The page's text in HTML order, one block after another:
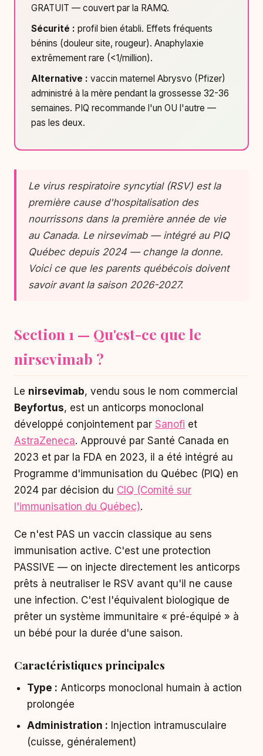
GRATUIT — couvert par la RAMQ.
Sécurité : profil bien établi. Effets fréquents
bénins (douleur site, rougeur). Anaphylaxie
extrêmement rare (<1/million).
Alternative : vaccin maternel Abrysvo (Pfizer)
administré à la mère pendant la grossesse 32-36
semaines. PIQ recommande l'un OU l'autre —
pas les deux.
Le virus respiratoire syncytial (RSV) est la
première cause d'hospitalisation des
nourrissons dans la première année de vie
au Canada. Le nirsevimab — intégré au PIQ
Québec depuis 2024 — change la donne.
Voici ce que les parents québécois doivent
savoir avant la saison 2026-2027.
Section 1 — Qu'est-ce que le
nirsevimab ?
Le nirsevimab, vendu sous le nom commercial
Beyfortus, est un anticorps monoclonal
développé conjointement par Sanofi et
AstraZeneca. Approuvé par Santé Canada en
2023 et par la FDA en 2023, il a été intégré au
Programme d'immunisation du Québec (PIQ) en
2024 par décision du CIQ (Comité sur
l'immunisation du Québec).
Ce n'est PAS un vaccin classique au sens
immunisation active. C'est une protection
PASSIVE — on injecte directement les anticorps
prêts à neutraliser le RSV avant qu'il ne cause
une infection. C'est l'équivalent biologique de
prêter un système immunitaire « pré-équipé » à
un bébé pour la durée d'une saison.
Caractéristiques principales
Type : Anticorps monoclonal humain à action
prolongée
Administration : Injection intramusculaire
(cuisse, généralement)